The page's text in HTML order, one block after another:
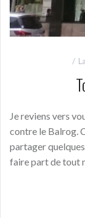
Je reviens vers
contre le Balrog.
partager
faire part de tout